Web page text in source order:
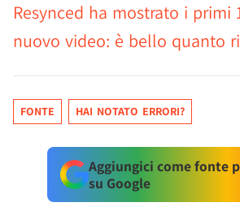
Resynced ha mostrato i
nuovo video: è bello quanto
FONTE HAI NOTATO ERRORI?
Aggiungici come fonte
su Google